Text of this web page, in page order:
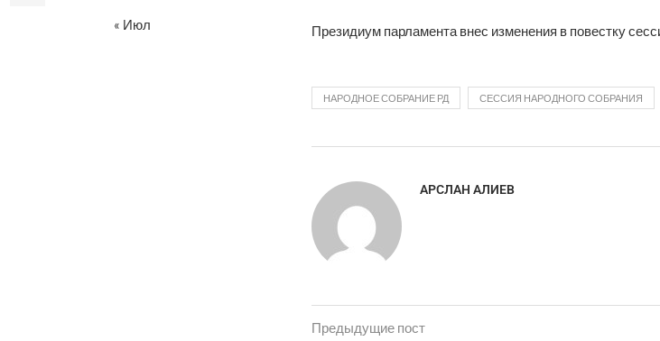
Президиум парламента внес изменения в повестку
НАРОДНОЕ СОБРАНИЕ РД СЕССИЯ НАРОДНОГО СОБРАНИЯ
АРСЛАН АЛИЕВ
Предыдущие пост
« Июл